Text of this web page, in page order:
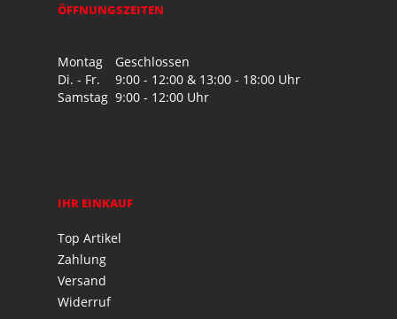
ÖFFNUNGSZEITEN
Montag
Geschlossen
Di. - Fr.
9:00 - 12:00 & 13:00 - 18:00 Uhr
Samstag 9:00 - 12:00 Uhr
IHR EINKAUF
Top Artikel
Zahlung
Versand
Widerruf